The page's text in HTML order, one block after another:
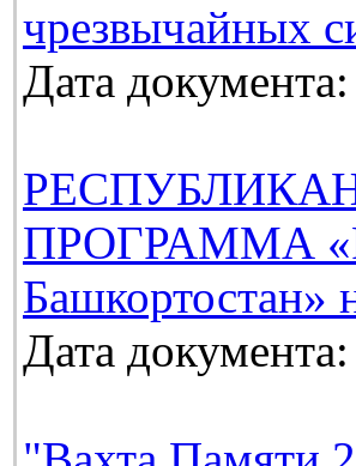
чрезвычайных
Дата
ПРОГРАММА
Башкортостан»
Дата